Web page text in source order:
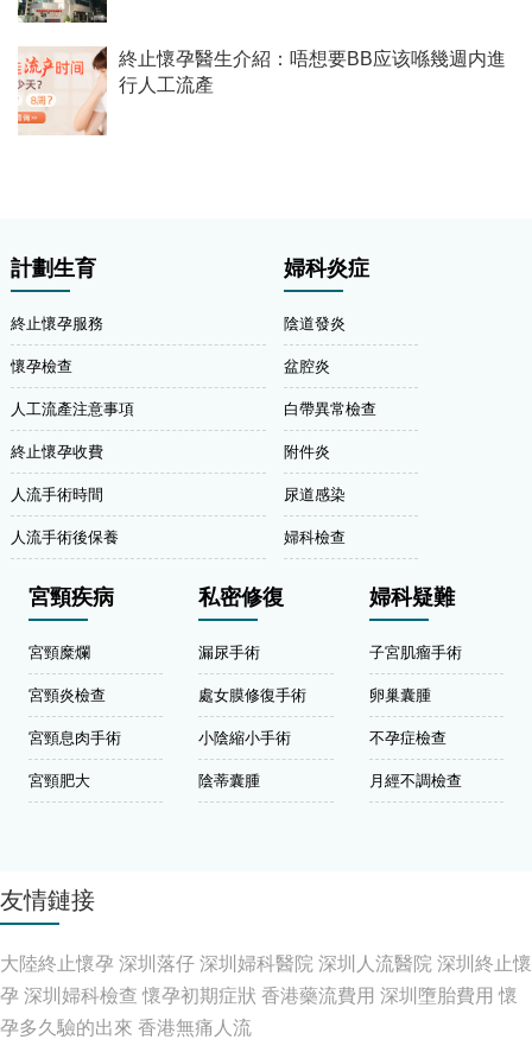
終止懷孕醫生介紹：唔想要BB应该喺幾週内進
行人工流產
計劃生育
終止懷孕服務
懷孕檢查
人工流產注意事項
終止懷孕收費
人流手術時間
人流手術後保養
婦科炎症
陰道發炎
盆腔炎
白帶異常檢查
附件炎
尿道感染
婦科檢查
宮頸疾病
宮頸糜爛
宮頸炎檢查
宮頸息肉手術
宮頸肥大
私密修復
漏尿手術
處女膜修復手術
小陰縮小手術
陰蒂囊腫
婦科疑難
子宮肌瘤手術
卵巢囊腫
不孕症檢查
月經不調檢查
友情鏈接
大陸終止懷孕 深圳落仔深圳婦科醫院深圳人流醫院深圳終止懷
孕 深圳婦科檢查 懷孕初期症狀 香港藥流費用 深圳墮胎費用 懷
孕多久驗的出來 香港無痛人流